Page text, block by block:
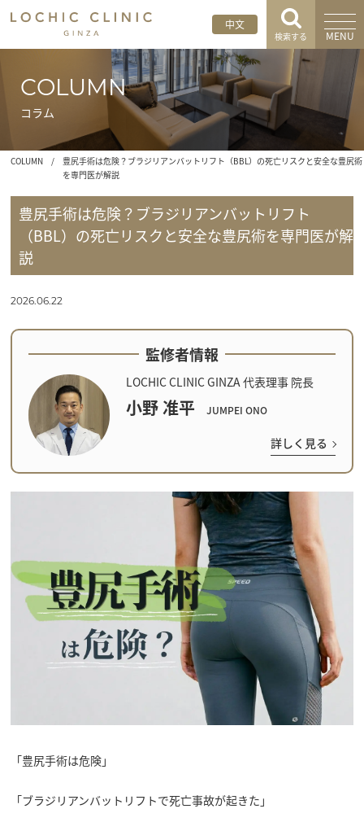
中文
検索する MENU
COLUMN
コラム
COLUMN /
豊尻手術は危険？ブラジリアンバットリフト（BBL）の死亡リスクと安全な豊尻術
を専門医が解説
豊尻手術は危険？ブラジリアンバットリフト
（BBL）の死亡リスクと安全な豊尻術を専門医が解
説
2026.06.22
監修者情報
LOCHIC CLINIC GINZA 代表理事 院長
小野 准平 JUMPEI ONO
詳しく見る
「豊尻手術は危険」
「ブラジリアンバットリフトで死亡事故が起きた」